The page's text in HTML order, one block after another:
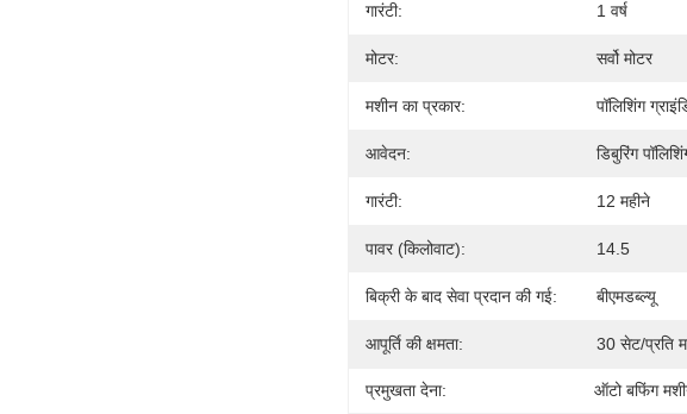
गारंटी: 1 वर्ष
मोटर: सर्वो मोटर
मशीन का प्रकार: पॉलिशिंग
आवेदन: डिबुरिंग
गारंटी: 12 महीने
पावर (किलोवाट): 14.5
बिक्री के बाद सेवा प्रदान की गई: बीएमडब्ल्यू
आपूर्ति की क्षमता: 30 सेट/प्रति
प्रमुखता देना: ऑटो बफिंग